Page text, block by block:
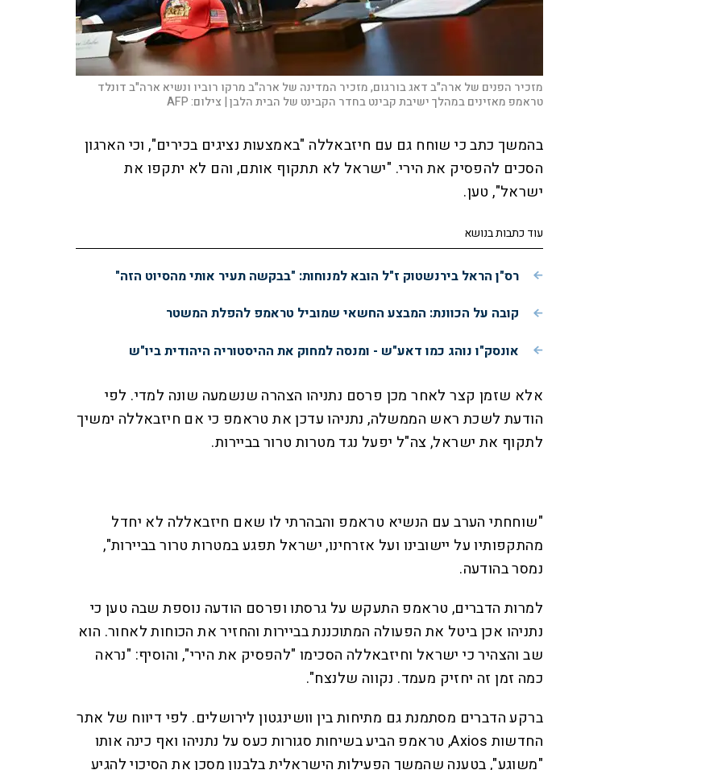
מזכיר הפנים של ארה"ב דאג בורגום, מזכיר המדינה של ארה"ב מרקו רוביו ונשיא ארה"ב דונלד
טראמפ מאזינים במהלך ישיבת קבינט בחדר הקבינט של הבית הלבן | צילום:AFP
בהמשך כתב כי שוחח גם עם חיזבאללה "באמצעות נציגים בכירים", וכי הארגון
הסכים להפסיק את הירי. "ישראל לא תתקוף אותם, והם לא יתקפו את
ישראל", טען.
עוד כתבות בנושא
רס"ן הראל בירנשטוק ז"ל הובא למנוחות: "בבקשה תעיר אותי מהסיוט הזה"
קובה על הכוונת: המבצע החשאי שמוביל טראמפ להפלת המשטר
אונסק"ו נוהג כמו דאע"ש - ומנסה למחוק את ההיסטוריה היהודית ביו"ש
אלא שזמן קצר לאחר מכן פרסם נתניהו הצהרה שנשמעה שונה למדי. לפי
הודעת לשכת ראש הממשלה, נתניהו עדכן את טראמפ כי אם חיזבאללה ימשיך
לתקוף את ישראל, צה"ל יפעל נגד מטרות טרור בביירות.
"שוחחתי הערב עם הנשיא טראמפ והבהרתי לו שאם חיזבאללה לא יחדל
מהתקפותיו על יישובינו ועל אזרחינו, ישראל תפגע במטרות טרור בביירות",
נמסר בהודעה.
למרות הדברים, טראמפ התעקש על גרסתו ופרסם הודעה נוספת שבה טען כי
נתניהו אכן ביטל את הפעולה המתוכננת בביירות והחזיר את הכוחות לאחור. הוא
שב והצהיר כי ישראל וחיזבאללה הסכימו "להפסיק את הירי", והוסיף: "נראה
כמה זמן זה יחזיק מעמד. נקווה שלנצח".
ברקע הדברים מסתמנת גם מתיחות בין וושינגטון לירושלים. לפי דיווח של אתר
החדשות Axios, טראמפ הביע בשיחות סגורות כעס על נתניהו ואף כינה אותו
"משוגע", בטענה שהמשך הפעילות הישראלית בלבנון מסכן את הסיכוי להגיע